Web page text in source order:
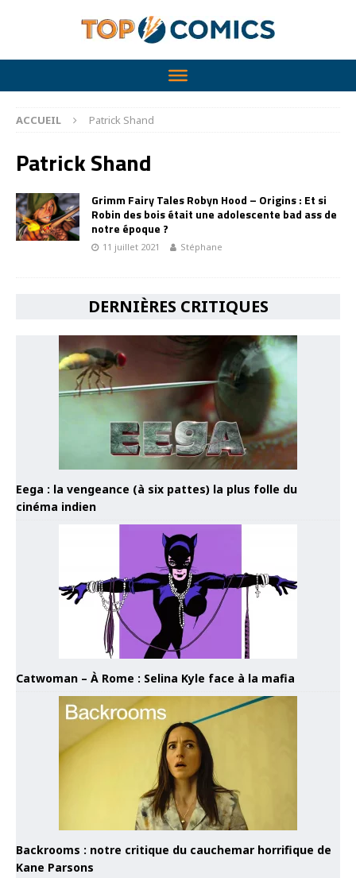
ACCUEIL Patrick Shand
Patrick Shand
Grimm Fairy Tales Robyn Hood – Origins : Et si
Robin des bois était une adolescente bad ass de
notre époque ?
11 juillet 2021 Stéphane
DERNIÈRES CRITIQUES
Eega : la vengeance (à six pattes) la plus folle du
cinéma indien
Catwoman – À Rome : Selina Kyle face à la mafia
Backrooms : notre critique du cauchemar horrifique de
Kane Parsons